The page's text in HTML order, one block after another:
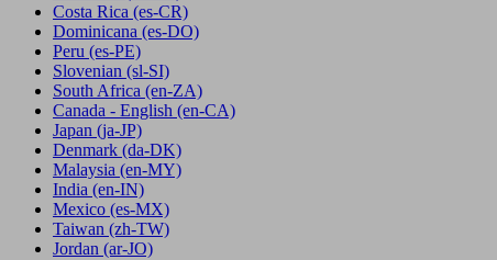
Costa Rica (es-CR)
Dominicana (es-DO)
Peru (es-PE)
Slovenian (sl-SI)
South Africa (en-ZA)
Canada - English (en-CA)
Japan (ja-JP)
Denmark (da-DK)
Malaysia (en-MY)
India (en-IN)
Mexico (es-MX)
Taiwan (zh-TW)
Jordan (ar-JO)